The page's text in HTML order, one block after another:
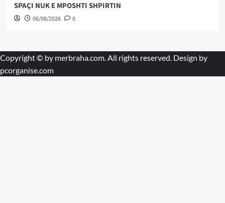
SPAÇI NUK E MPOSHTI SHPIRTIN
06/08/2026 0
Copyright © by merbraha.com. All rights reserved. Design by
pcorganise.com